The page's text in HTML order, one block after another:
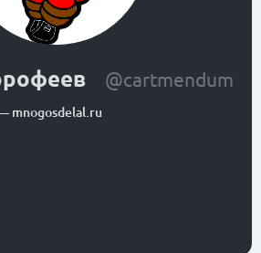
@cartmendum
mnogosdelal.ru